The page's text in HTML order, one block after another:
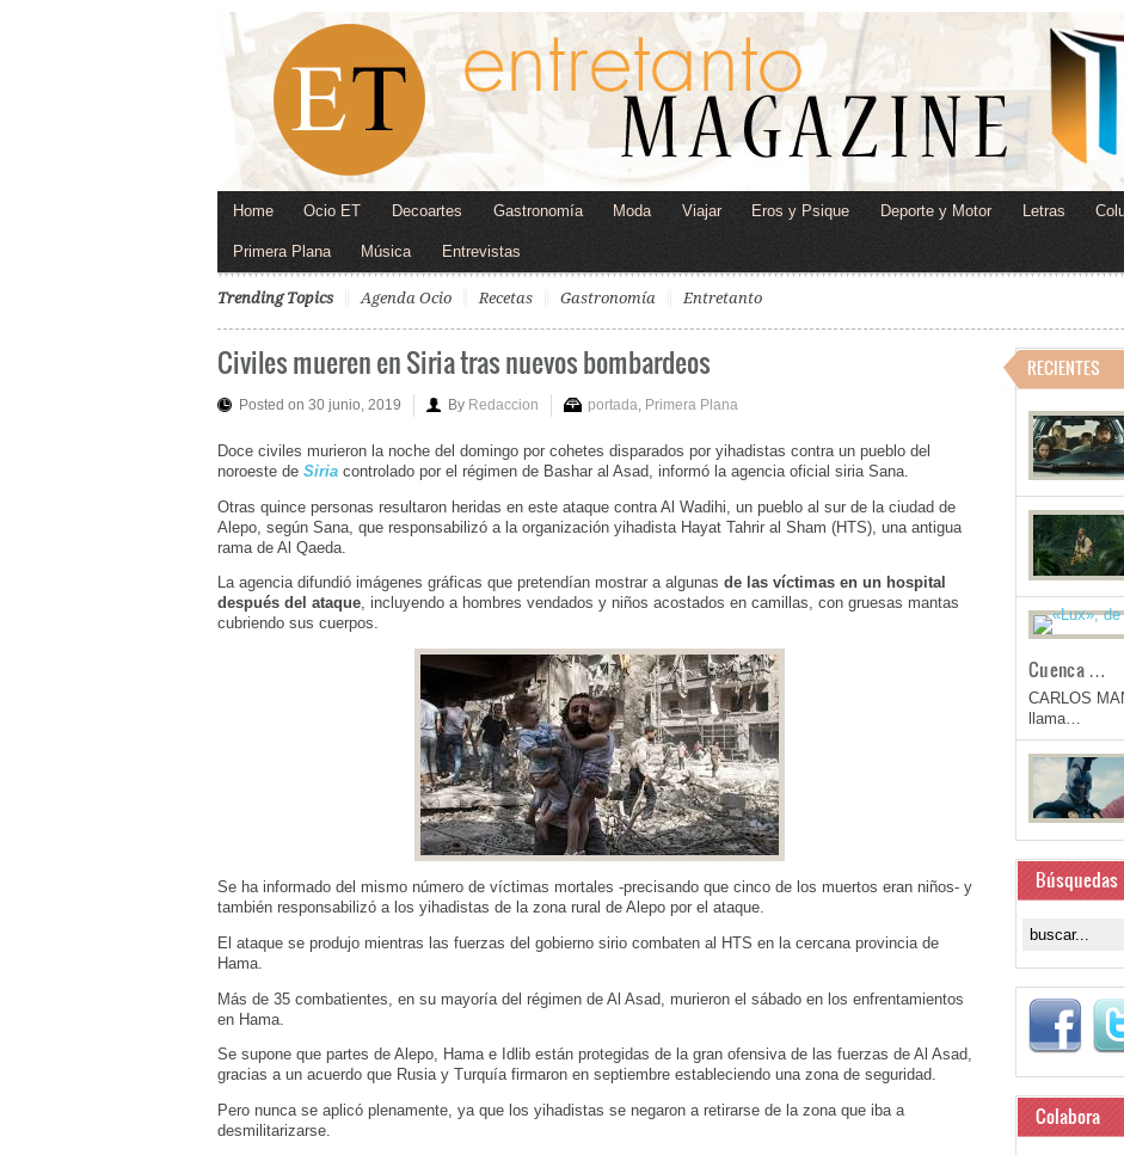
Home Ocio ET Decoartes Gastronomía Moda Viajar Eros y Psique Deporte y Motor Letras
Primera Plana Música Entrevistas
Trending Topics Agenda Ocio Recetas Gastronomía Entretanto
Civiles mueren en Siria tras nuevos bombardeos
Posted on 30 junio, 2019 By Redaccion portada Primera Plana
Doce civiles murieron la noche del domingo por cohetes disparados por yihadistas contra un pueblo del
noroeste de Siria controlado por el régimen de Bashar al Asad, informó la agencia oficial siria Sana.
Otras quince personas resultaron heridas en este ataque contra Al Wadihi, un pueblo al sur de la ciudad de
Alepo, según Sana, que responsabilizó a la organización yihadista Hayat Tahrir al Sham (HTS), una antigua
rama de Al Qaeda.
La agencia difundió imágenes gráficas que pretendían mostrar a algunas de las víctimas en un hospital
después del ataque, incluyendo a hombres vendados y niños acostados en camillas, con gruesas mantas
cubriendo sus cuerpos.
Se ha informado del mismo número de víctimas mortales -precisando que cinco de los muertos eran niños- y
también responsabilizó a los yihadistas de la zona rural de Alepo por el ataque.
El ataque se produjo mientras las fuerzas del gobierno sirio combaten al HTS en la cercana provincia de
Hama.
Más de 35 combatientes, en su mayoría del régimen de Al Asad, murieron el sábado en los enfrentamientos
en Hama.
Se supone que partes de Alepo, Hama e Idlib están protegidas de la gran ofensiva de las fuerzas de Al Asad,
gracias a un acuerdo que Rusia y Turquía firmaron en septiembre estableciendo una zona de seguridad.
Pero nunca se aplicó plenamente, ya que los yihadistas se negaron a retirarse de la zona que iba a
desmilitarizarse.
RECIENTES
Cuenca …
CARLOS
llama…
Búsquedas
Colabora